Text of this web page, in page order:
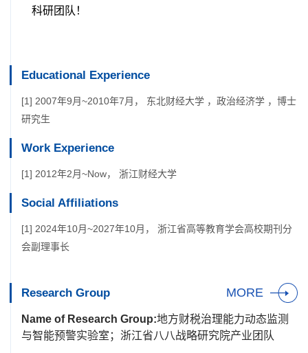
科研团队！
Educational Experience
[1] 2007年9月~2010年7月， 东北财经大学 ，政治经济学 ，博士
研究生
Work Experience
[1] 2012年2月~Now， 浙江财经大学
Social Affiliations
[1] 2024年10月~2027年10月， 浙江省高等教育学会高校期刊分
会副理事长
Research Group MORE
Name of Research Group:地方财税治理能力动态监测
与智能预警实验室；浙江省八八战略研究院产业团队